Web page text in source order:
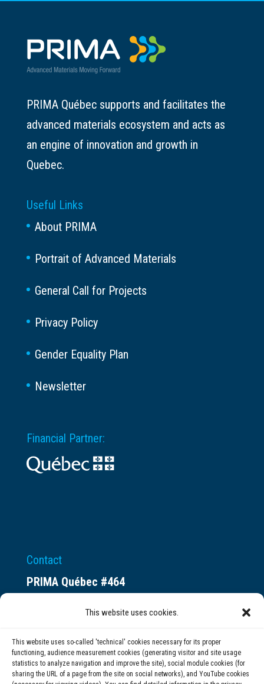
This website uses cookies.
This website uses so-called 'technical' cookies necessary for its proper
functioning, audience measurement cookies (generating visitor and site usage
statistics to analyze navigation and improve the site), social module cookies (for
sharing the URL of a page from the site on social networks), and YouTube cookies
PRIMA Québec supports and facilitates the
advanced materials ecosystem and acts as
an engine of innovation and growth in
Quebec.
Useful Links
About PRIMA
Portrait of Advanced Materials
General Call for Projects
Privacy Policy
Gender Equality Plan
Newsletter
Financial Partner:
Contact
PRIMA Québec #464
Montréal (QC) H3C 0B4
(514) 284-0211